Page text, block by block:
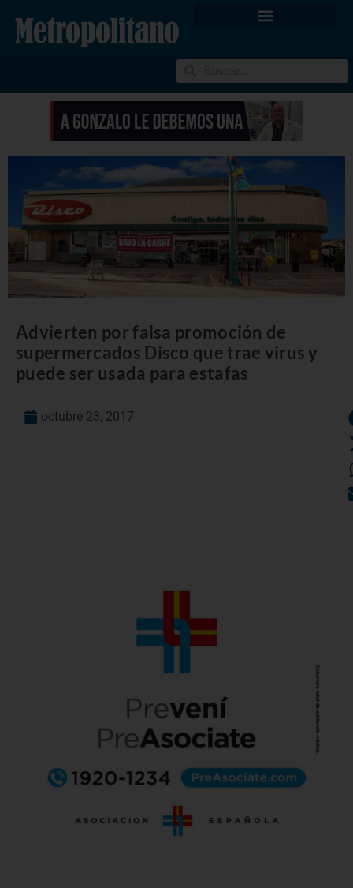
Advierten por falsa promoción de
supermercados Disco que trae virus y
puede ser usada para estafas
octubre 23, 2017